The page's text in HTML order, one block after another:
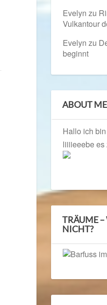
Evelyn zu
Vulkantour
Evelyn zu
beginnt
ABOUT ME
Hallo ich
liiiieeebe es
TRÄUME –
NICHT?